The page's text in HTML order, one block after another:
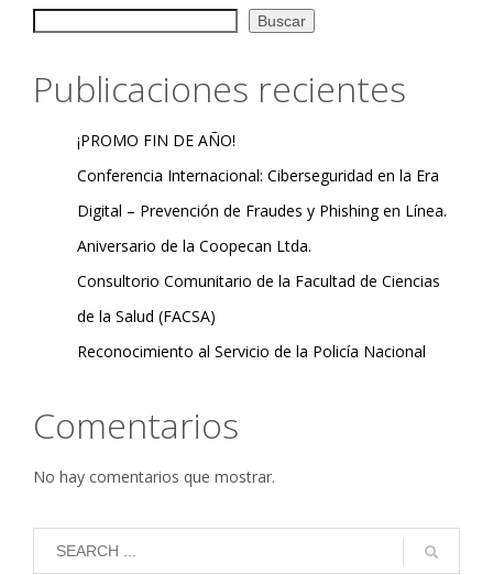
Buscar
Publicaciones recientes
¡PROMO FIN DE AÑO!
Conferencia Internacional: Ciberseguridad en la Era
Digital – Prevención de Fraudes y Phishing en Línea.
Aniversario de la Coopecan Ltda.
Consultorio Comunitario de la Facultad de Ciencias
de la Salud (FACSA)
Reconocimiento al Servicio de la Policía Nacional
Comentarios
No hay comentarios que mostrar.